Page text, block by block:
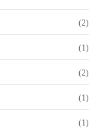
(2)
(1)
(2)
(1)
(1)